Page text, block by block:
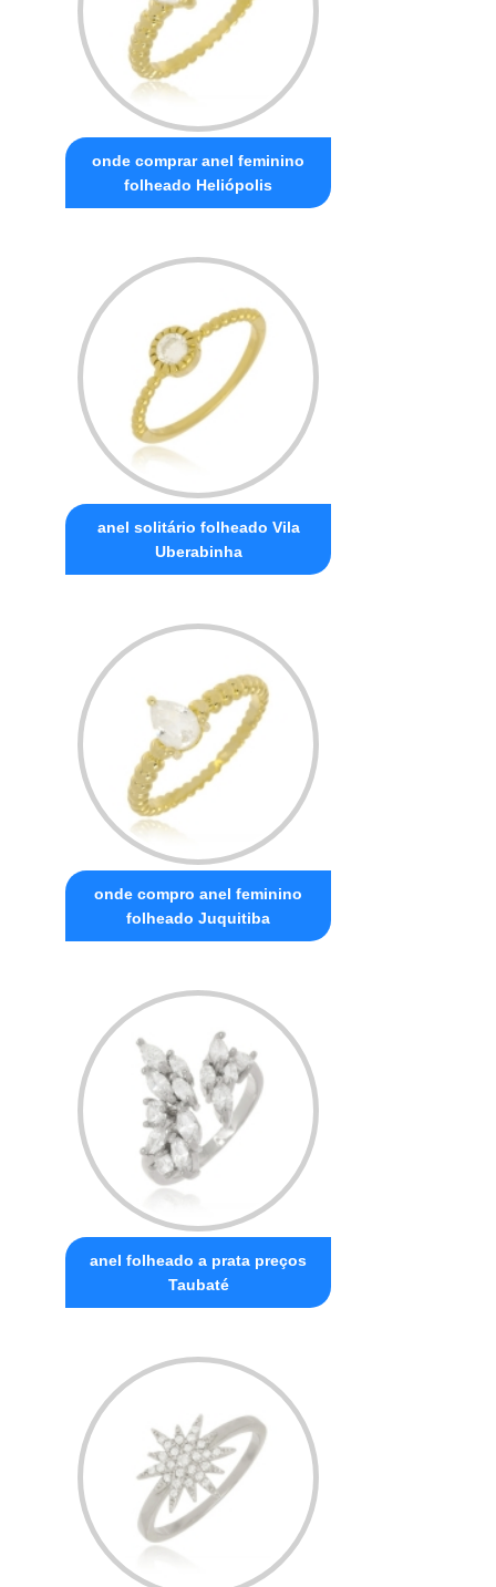
onde comprar anel feminino
folheado Heliópolis
anel solitário folheado Vila
Uberabinha
onde compro anel feminino
folheado Juquitiba
anel folheado a prata preços
Taubaté